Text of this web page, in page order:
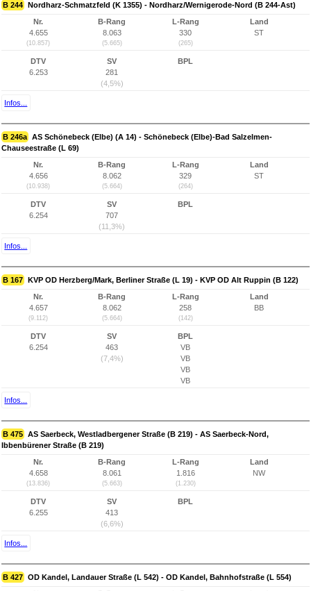
B 244 Nordharz-Schmatzfeld (K 1355) - Nordharz/Wernigerode-Nord (B 244-Ast)
Nr.
4.655
(10.857)
B-Rang
8.063
(5.665)
L-Rang
330
(265)
Land
ST
DTV
6.253
SV
281
(4,5%)
BPL
Infos...
B 246a AS Schönebeck (Elbe) (A 14) - Schönebeck (Elbe)-Bad Salzelmen-
Chauseestraße (L 69)
Nr.
4.656
(10.938)
B-Rang
8.062
(5.664)
L-Rang
329
(264)
Land
ST
DTV
6.254
SV
707
(11,3%)
BPL
Infos...
B 167 KVP OD Herzberg/Mark, Berliner Straße (L 19) - KVP OD Alt Ruppin (B 122)
Nr.
4.657
(9.112)
B-Rang
8.062
(5.664)
L-Rang
258
(142)
Land
BB
DTV
6.254
SV
463
(7,4%)
BPL
VB
VB
VB
VB
Infos...
B 475 AS Saerbeck, Westladbergener Straße (B 219) - AS Saerbeck-Nord,
Ibbenbürener Straße (B 219)
Nr.
4.658
(13.836)
B-Rang
8.061
(5.663)
L-Rang
1.816
(1.230)
Land
NW
DTV
6.255
SV
413
(6,6%)
BPL
Infos...
B 427 OD Kandel, Landauer Straße (L 542) - OD Kandel, Bahnhofstraße (L 554)